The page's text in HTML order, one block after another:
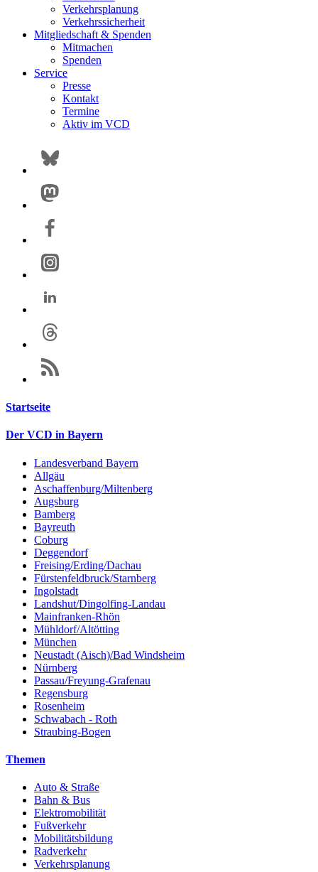
Verkehrsplanung
Verkehrssicherheit
Mitgliedschaft & Spenden
Mitmachen
Spenden
Service
Presse
Kontakt
Termine
Aktiv im VCD
Startseite
Der VCD in Bayern
Landesverband Bayern
Allgäu
Aschaffenburg/Miltenberg
Augsburg
Bamberg
Bayreuth
Coburg
Deggendorf
Freising/Erding/Dachau
Fürstenfeldbruck/Starnberg
Ingolstadt
Landshut/Dingolfing-Landau
Mainfranken-Rhön
Mühldorf/Altötting
München
Neustadt (Aisch)/Bad Windsheim
Nürnberg
Passau/Freyung-Grafenau
Regensburg
Rosenheim
Schwabach - Roth
Straubing-Bogen
Themen
Auto & Straße
Bahn & Bus
Elektromobilität
Fußverkehr
Mobilitätsbildung
Radverkehr
Verkehrsplanung